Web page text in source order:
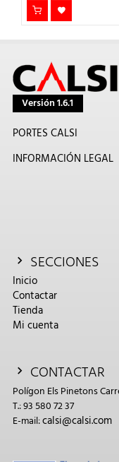
Versión 1.6.1
PORTES CALSI
INFORMACIÓN LEGAL
SECCIONES
Inicio
Contactar
Tienda
Mi cuenta
CONTACTAR
Polígon Els Pinetons
T.: 93 580 72 37
E-mail:calsi@calsi.com